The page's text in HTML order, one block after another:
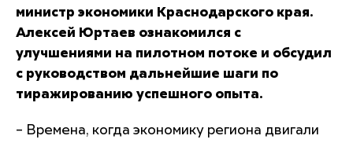
министр экономики Краснодарского края.
Алексей Юртаев ознакомился с
улучшениями на пилотном потоке и обсудил
с руководством дальнейшие шаги по
тиражированию успешного опыта.
– Времена, когда экономику региона двигали